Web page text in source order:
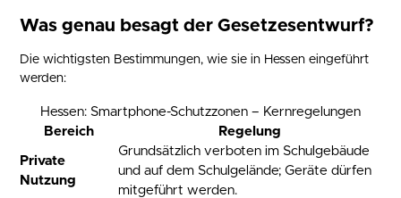
Was genau besagt der Gesetzesentwurf?
Die wichtigsten Bestimmungen, wie sie in Hessen eingeführt
werden:
Hessen: Smartphone-Schutzzonen – Kernregelungen
Bereich
Regelung
Private
Nutzung
Grundsätzlich verboten im Schulgebäude
und auf dem Schulgelände; Geräte dürfen
mitgeführt werden.